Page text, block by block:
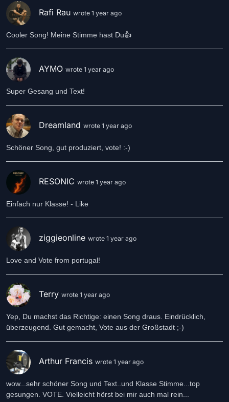
Rafi Rau wrote 1 year ago
Cooler Song! Meine Stimme hast Du👍
AYMO wrote 1 year ago
Super Gesang und Text!
Dreamland wrote 1 year ago
Schöner Song, gut produziert, vote! :-)
RESONIC wrote 1 year ago
Einfach nur Klasse! - Like
ziggieonline wrote 1 year ago
Love and Vote from portugal!
Terry wrote 1 year ago
Yep, Du machst das Richtige: einen Song draus. Eindrücklich,
überzeugend. Gut gemacht, Vote aus der Großstadt ;-)
Arthur Francis wrote 1 year ago
wow...sehr schöner Song und Text..und Klasse Stimme...top
gesungen. VOTE. Vielleicht hörst bei mir auch mal rein...